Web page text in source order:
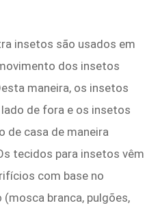
insetos são usados ​​em
dos insetos
maneira, os insetos
de fora e os insetos
de casa de maneira
tecidos para insetos vêm
com base no
branca, pulgões,